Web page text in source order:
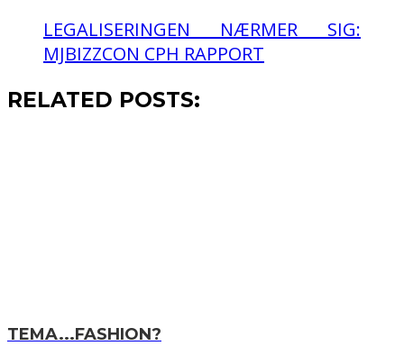
LEGALISERINGEN NÆRMER SIG:
MJBIZZCON CPH RAPPORT
RELATED POSTS:
TEMA...FASHION?